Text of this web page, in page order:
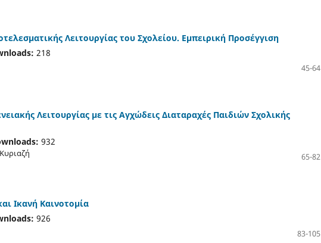
Λειτουργίας του Σχολείου. Εμπειρική Προσέγγιση
218
45-64
Λειτουργίας με τις Αγχώδεις Διαταραχές Παιδιών Σχολικής
932
65-82
Ικανή Καινοτομία
926
83-105